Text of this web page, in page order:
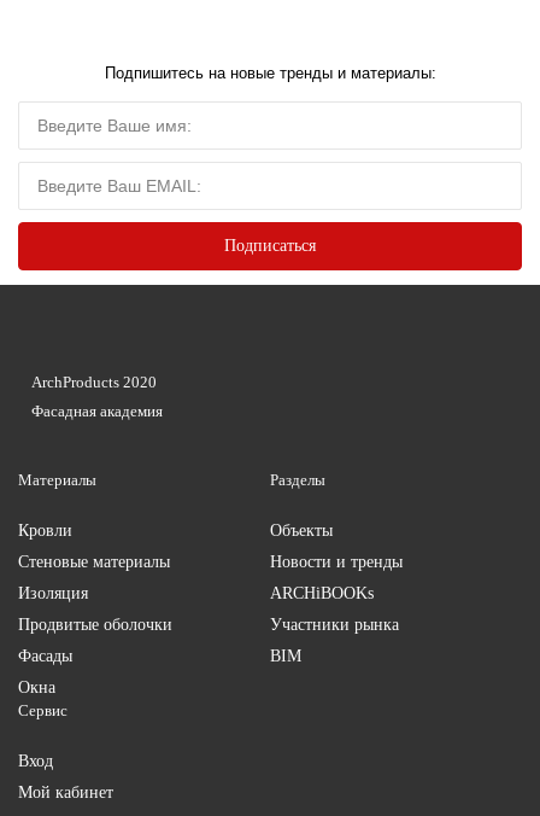
Подпишитесь на новые тренды и материалы:
Материалы
Кровли
Стеновые материалы
Изоляция
Продвитые оболочки
Фасады
Окна
Разделы
Объекты
Новости и тренды
ARCHiBOOKs
Участники рынка
BIM
Сервис
Вход
Мой кабинет
ArchProducts 2020
Фасадная академия